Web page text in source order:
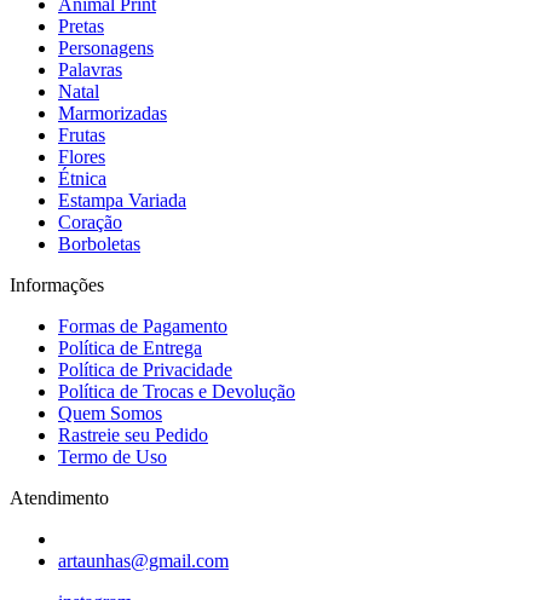
Pretas
Personagens
Palavras
Natal
Marmorizadas
Frutas
Flores
Étnica
Estampa Variada
Coração
Borboletas
Informações
Formas de Pagamento
Política de Entrega
Política de Privacidade
Política de Trocas e Devolução
Quem Somos
Rastreie seu Pedido
Termo de Uso
Atendimento
artaunhas@gmail.com